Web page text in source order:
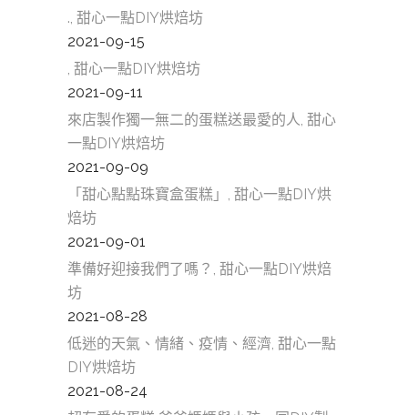
., 甜心一點DIY烘焙坊
2021-09-15
, 甜心一點DIY烘焙坊
2021-09-11
來店製作獨一無二的蛋糕送最愛的人, 甜心
一點DIY烘焙坊
2021-09-09
「甜心點點珠寶盒蛋糕」, 甜心一點DIY烘
焙坊
2021-09-01
準備好迎接我們了嗎？, 甜心一點DIY烘焙
坊
2021-08-28
低迷的天氣、情緒、疫情、經濟, 甜心一點
DIY烘焙坊
2021-08-24